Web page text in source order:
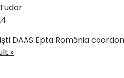
DAAS Epta România
»